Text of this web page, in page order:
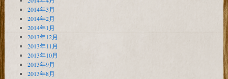
2014年3月
2014年2月
2014年1月
2013年12月
2013年11月
2013年10月
2013年9月
2013年8月